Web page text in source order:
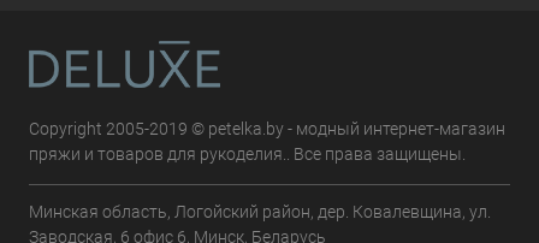
Copyright 2005-2019 © petelka.by - модный интернет-магазин
пряжи и товаров для рукоделия.. Все права защищены.
Минская область, Логойский район, дер. Ковалевщина, ул.
Заводская, 6 офис 6, Минск, Беларусь